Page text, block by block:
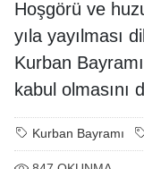
Hoşgörü ve
yıla yayılması
Kurban
kabul olmasını
Kurban Bayramı